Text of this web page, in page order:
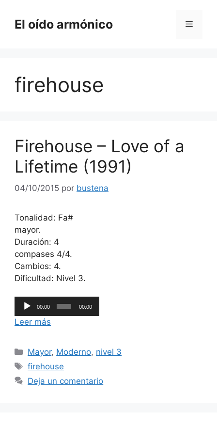
contenido
El oído armónico Menú
firehouse
Firehouse – Love of a
Lifetime (1991)
04/10/2015 por bustena
Tonalidad: Fa#
mayor.
Duración: 4
compases 4/4.
Cambios: 4.
Dificultad: Nivel 3.
Reproductor
de
audio
00:00 00:00
Leer más
Categorías
Mayor, Moderno, nivel 3
Etiquetas
firehouse
Deja un comentario